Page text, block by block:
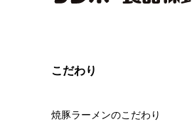
こだわり
焼豚ラーメンのこだわり